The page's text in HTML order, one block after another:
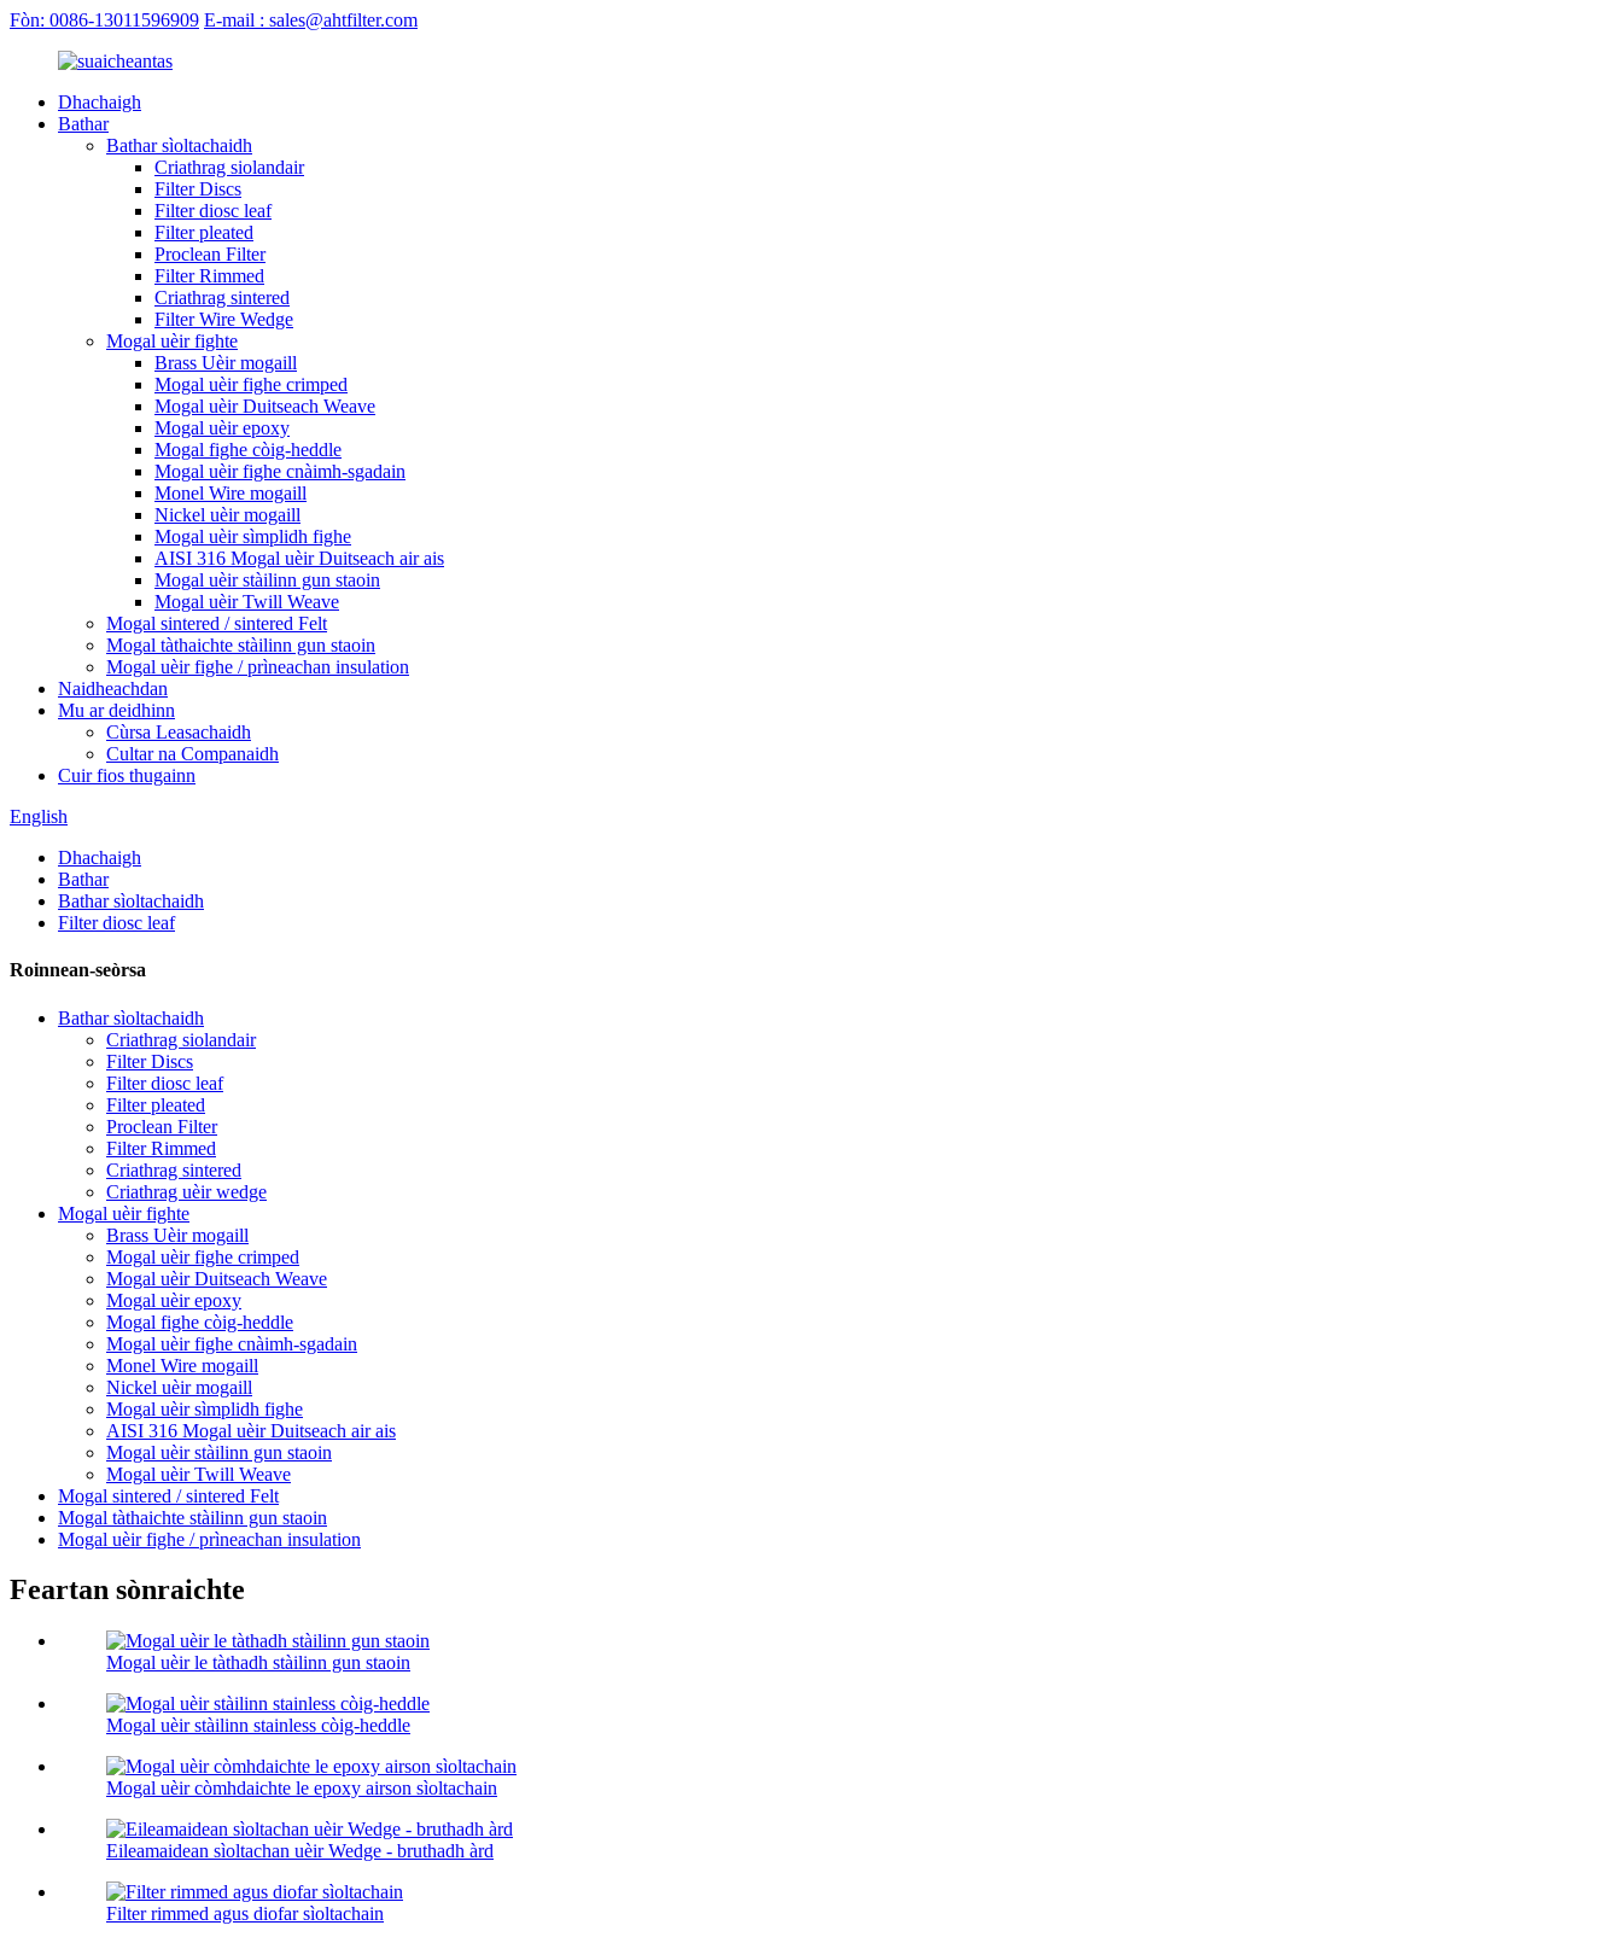
Fòn: 0086-13011596909 E-mail : sales@ahtfilter.com
Dhachaigh
Bathar
Bathar sìoltachaidh
Criathrag siolandair
Filter Discs
Filter diosc leaf
Filter pleated
Proclean Filter
Filter Rimmed
Criathrag sintered
Filter Wire Wedge
Mogal uèir fighte
Brass Uèir mogaill
Mogal uèir fighe crimped
Mogal uèir Duitseach Weave
Mogal uèir epoxy
Mogal fighe còig-heddle
Mogal uèir fighe cnàimh-sgadain
Monel Wire mogaill
Nickel uèir mogaill
Mogal uèir sìmplidh fighe
AISI 316 Mogal uèir Duitseach air ais
Mogal uèir stàilinn gun staoin
Mogal uèir Twill Weave
Mogal sintered / sintered Felt
Mogal tàthaichte stàilinn gun staoin
Mogal uèir fighe / prìneachan insulation
Naidheachdan
Mu ar deidhinn
Cùrsa Leasachaidh
Cultar na Companaidh
Cuir fios thugainn
English
Dhachaigh
Bathar
Bathar sìoltachaidh
Filter diosc leaf
Roinnean-seòrsa
Bathar sìoltachaidh
Criathrag siolandair
Filter Discs
Filter diosc leaf
Filter pleated
Proclean Filter
Filter Rimmed
Criathrag sintered
Criathrag uèir wedge
Mogal uèir fighte
Brass Uèir mogaill
Mogal uèir fighe crimped
Mogal uèir Duitseach Weave
Mogal uèir epoxy
Mogal fighe còig-heddle
Mogal uèir fighe cnàimh-sgadain
Monel Wire mogaill
Nickel uèir mogaill
Mogal uèir sìmplidh fighe
AISI 316 Mogal uèir Duitseach air ais
Mogal uèir stàilinn gun staoin
Mogal uèir Twill Weave
Mogal sintered / sintered Felt
Mogal tàthaichte stàilinn gun staoin
Mogal uèir fighe / prìneachan insulation
Feartan sònraichte
Mogal uèir le tàthadh stàilinn gun staoin
Mogal uèir stàilinn stainless còig-heddle
Mogal uèir còmhdaichte le epoxy airson sìoltachain
Eileamaidean sìoltachan uèir Wedge - bruthadh àrd
Filter rimmed agus diofar sìoltachain